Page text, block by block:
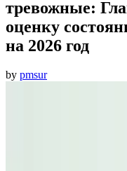
тревожные:
оценку
на 2026 год
by pmsur